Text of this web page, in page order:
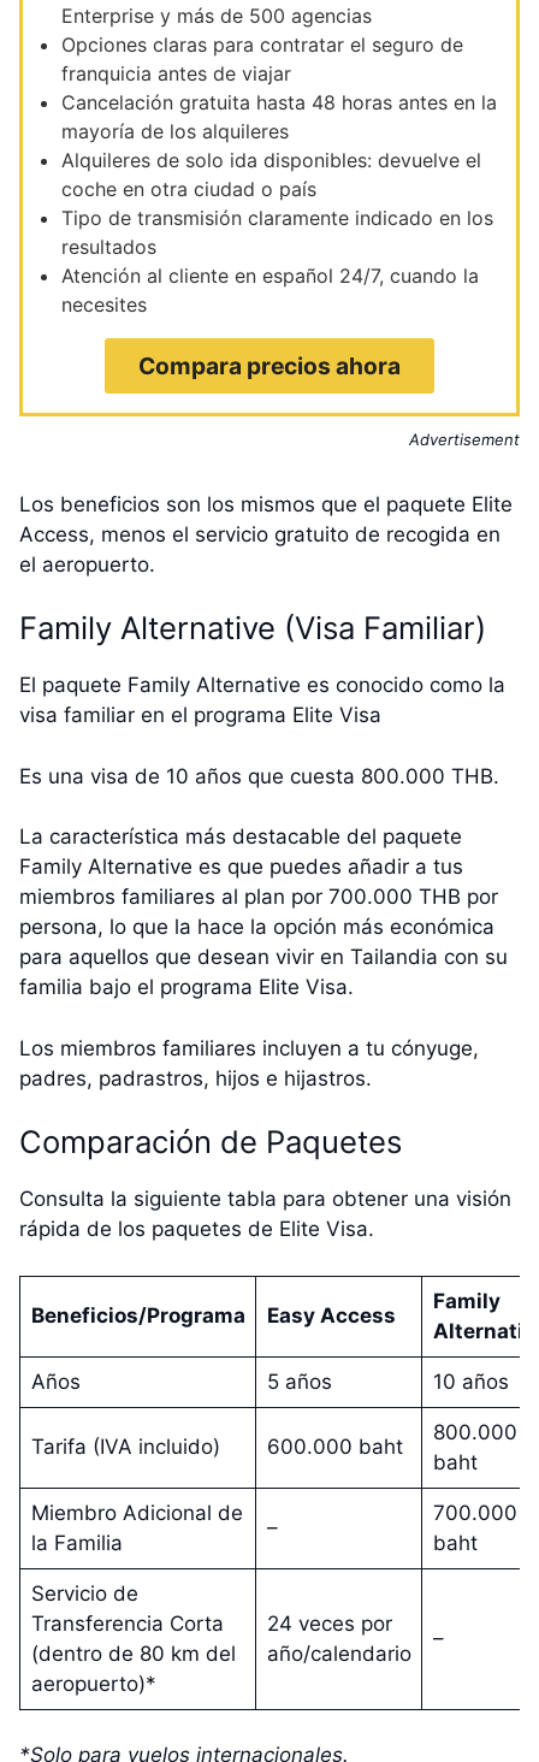
Enterprise y más de 500 agencias
Opciones claras para contratar el seguro de
franquicia antes de viajar
Cancelación gratuita hasta 48 horas antes en la
mayoría de los alquileres
Alquileres de solo ida disponibles: devuelve el
coche en otra ciudad o país
Tipo de transmisión claramente indicado en los
resultados
Atención al cliente en español 24/7, cuando la
necesites
Compara precios ahora
Advertisement
Los beneficios son los mismos que el paquete Elite
Access, menos el servicio gratuito de recogida en
el aeropuerto.
Family Alternative (Visa Familiar)
El paquete Family Alternative es conocido como la
visa familiar en el programa Elite Visa
Es una visa de 10 años que cuesta 800.000 THB.
La característica más destacable del paquete
Family Alternative es que puedes añadir a tus
miembros familiares al plan por 700.000 THB por
persona, lo que la hace la opción más económica
para aquellos que desean vivir en Tailandia con su
familia bajo el programa Elite Visa.
Los miembros familiares incluyen a tu cónyuge,
padres, padrastros, hijos e hijastros.
Comparación de Paquetes
Consulta la siguiente tabla para obtener una visión
rápida de los paquetes de Elite Visa.
Beneficios/Programa Easy Access
Family
Años 5 años 10 años
Tarifa (IVA incluido) 600.000 baht
800.000
baht
Miembro Adicional de
la Familia
–
700.000
baht
Servicio de
Transferencia Corta
(dentro de 80 km del
aeropuerto)*
24 veces por
año/calendario
–
*Solo para vuelos internacionales.